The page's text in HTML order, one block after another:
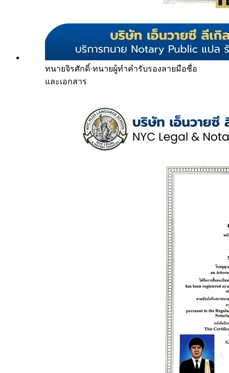
ทนายจิรศักดิ์·ทนายผู้ทำคำรับรองลายมือชื่อ
และเอกสาร